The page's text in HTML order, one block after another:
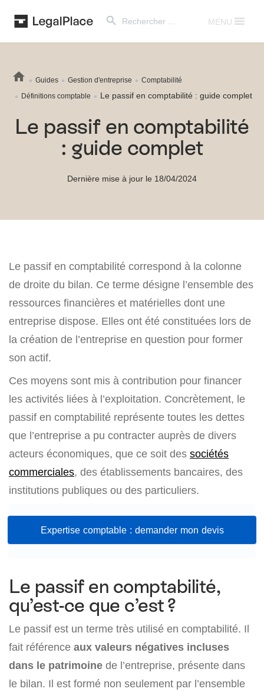
for:
MENU
Guides Gestion d'entreprise
Comptabilité
Définitions comptable
Le passif en comptabilité : guide complet
Le passif en comptabilité
: guide complet
Dernière mise à jour le 18/04/2024
Le passif en comptabilité correspond à la colonne
de droite du bilan. Ce terme désigne l’ensemble des
ressources financières et matérielles dont une
entreprise dispose. Elles ont été constituées lors de
la création de l’entreprise en question pour former
son actif.
Ces moyens sont mis à contribution pour financer
les activités liées à l’exploitation. Concrètement, le
passif en comptabilité représente toutes les dettes
que l’entreprise a pu contracter auprès de divers
acteurs économiques, que ce soit des sociétés
commerciales, des établissements bancaires, des
institutions publiques ou des particuliers.
Expertise comptable : demander mon devis
Le passif en comptabilité,
qu’est-ce que c’est ?
Le passif est un terme très utilisé en comptabilité. Il
fait référence aux valeurs négatives incluses
dans le patrimoine de l’entreprise, présente dans
le bilan. Il est formé non seulement par l’ensemble